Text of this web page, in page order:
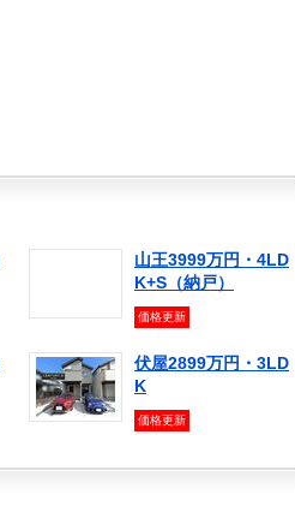
山王3999万円・4LD
K+S（納戸）
価格更新
伏屋2899万円・3LD
K
価格更新